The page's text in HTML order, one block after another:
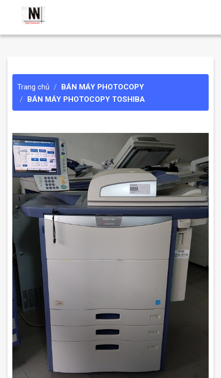
Trang chủ
BÁN MÁY PHOTOCOPY
BÁN MÁY PHOTOCOPY TOSHIBA